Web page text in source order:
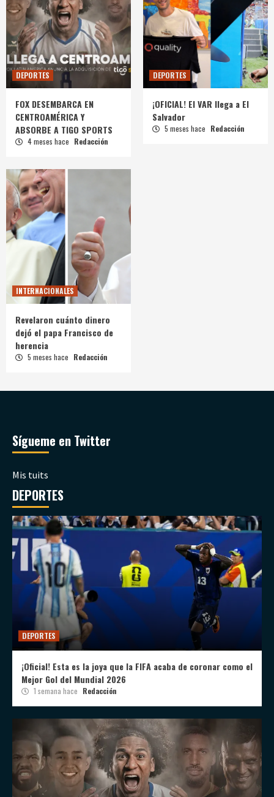
DEPORTES
FOX DESEMBARCA EN
CENTROAMÉRICA Y
ABSORBE A TIGO SPORTS
4 meses hace Redacción
DEPORTES
¡OFICIAL! El VAR llega a El
Salvador
5 meses hace Redacción
INTERNACIONALES
Revelaron cuánto dinero
dejó el papa Francisco de
herencia
5 meses hace Redacción
Sígueme en Twitter
Mis tuits
DEPORTES
DEPORTES
¡Oficial! Esta es la joya que la FIFA acaba de coronar como el
Mejor Gol del Mundial 2026
1 semana hace Redacción